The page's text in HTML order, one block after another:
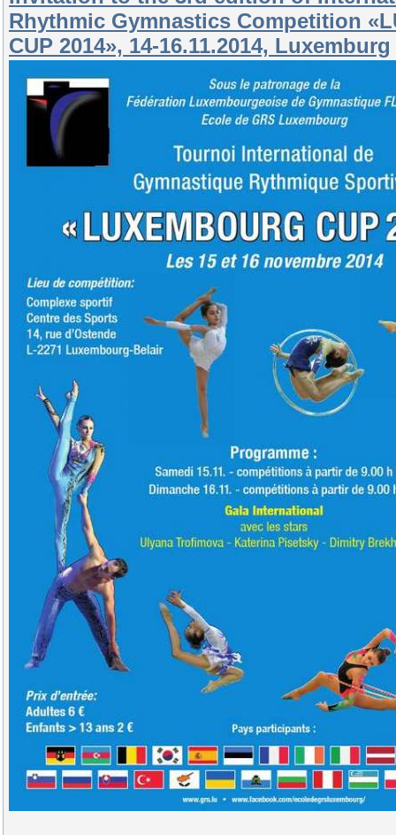
Rhythmic Gymnastics Competition
CUP 2014», 14-16.11.2014, Luxemburg